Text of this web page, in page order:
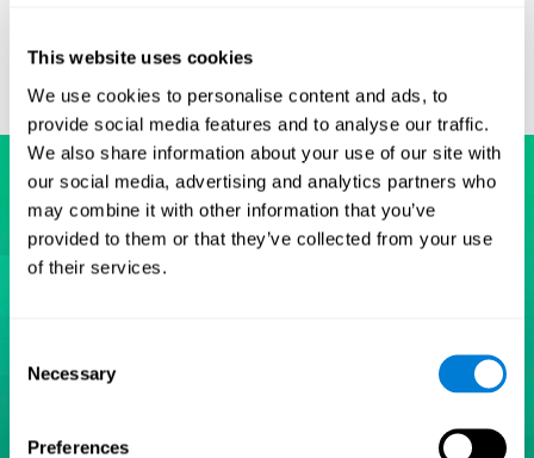
This website uses cookies
We use cookies to personalise content and ads, to
provide social media features and to analyse our traffic.
We also share information about your use of our site with
our social media, advertising and analytics partners who
may combine it with other information that you’ve
provided to them or that they’ve collected from your use
of their services.
Selection
Necessary
Preferences
الزر الأيمن عندما يشير سهم المركز إلى اليسار ، متجاهلاً الأسهم